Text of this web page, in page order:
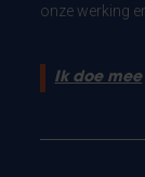
onze werking
Ik doe mee